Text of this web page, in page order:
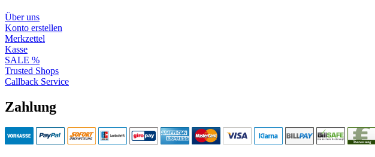
Über uns
Konto erstellen
Merkzettel
Kasse
SALE %
Trusted Shops
Callback Service
Zahlung